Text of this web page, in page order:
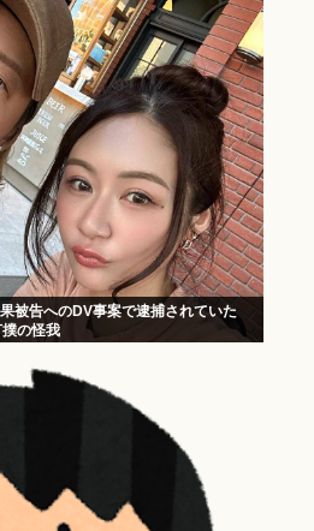
被告へのDV事案で逮捕されていた
の怪我